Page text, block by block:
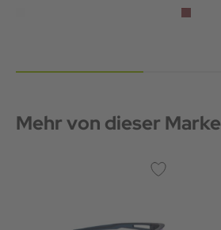
Mehr von dieser Marke